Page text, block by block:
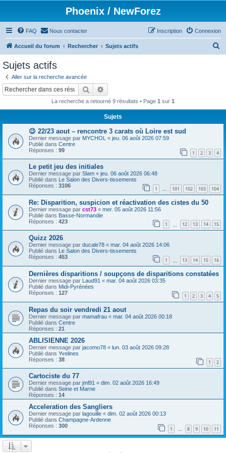
Phoenix / NewForez
FAQ Nous contacter Connexion
Inscription
Accueil du forum Rechercher Sujets actifs
Sujets actifs
Aller sur la recherche avancée
Rechercher
La recherche a retourné 9 résultats • Page 1 sur 1
Sujets
😉 22/23 aout – rencontre 3 carats où Loire est sud
Dernier message par MYCHOL « jeu. 06 août 2026 07:59
Publié dans Centre
Réponses : 99 1 2 3 4
Le petit jeu des initiales
Dernier message par Slam « jeu. 06 août 2026 06:48
Publié dans Le Salon des Divers-tissements
Réponses : 3106 1 … 101 102 103 104
Re: Disparition, suspicion et réactivation des cistes du 50
Dernier message par cst73 « mer. 05 août 2026 11:56
Publié dans Basse-Normandie
Réponses : 423 1 12 13 14 15
Quizz 2026
Dernier message par ducale78 « mar. 04 août 2026 14:06
Publié dans Le Salon des Divers-tissements
Réponses : 453 1 13 14 15 16
Dernières disparitions / soupçons de disparitions constatées
Dernier message par Laud91 « mar. 04 août 2026 03:35
Publié dans Midi-Pyrénées
Réponses : 127 1 2 3 4 5
Repas du soir vendredi 21 aout
Dernier message par mamafrau « mar. 04 août 2026 00:18
Publié dans Centre
Réponses : 21
ABLISIENNE 2026
Dernier message par jacomo78 « lun. 03 août 2026 09:28
Publié dans Yvelines
Réponses : 38 1 2
Cartociste du 77
Dernier message par jml91 « dim. 02 août 2026 16:49
Publié dans Seine et Marne
Réponses : 14
Acceleration des Sangliers
Dernier message par lagouille « dim. 02 août 2026 00:13
Publié dans Champagne-Ardenne
Réponses : 300 1 … 8 9 10 11